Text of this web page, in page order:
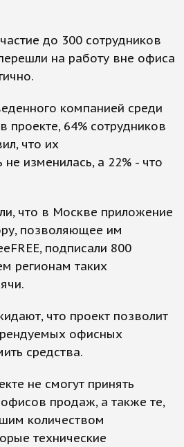
до 300 сотрудников
на работу вне офиса
компанией среди
проекте, 64% сотрудников
что их
не изменилась, а 22% - что
что в Москве приложение
позволяющее им
подписали 800
регионам таких
что проект позволит
офисных
средства.
не смогут принять
офисов продаж, а также те,
количеством
технические